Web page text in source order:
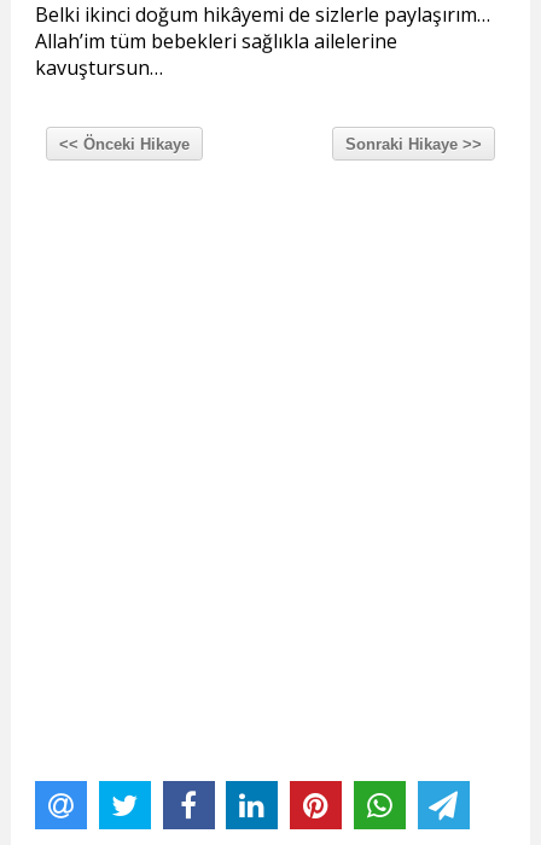
Belki ikinci doğum hikâyemi de sizlerle paylaşırım…
Allah’im tüm bebekleri sağlıkla ailelerine
kavuştursun…
<< Önceki Hikaye Sonraki Hikaye >>